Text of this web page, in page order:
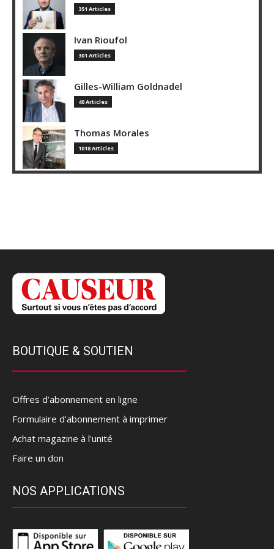
351 Articles
Ivan Rioufol
301 Articles
Gilles-William Goldnadel
40 Articles
Thomas Morales
1018 Articles
BOUTIQUE & SOUTIEN
Offres d’abonnement en ligne
Formulaire d'abonnement à imprimer
Achat magazine à l'unité
Faire un don
NOS APPLICATIONS